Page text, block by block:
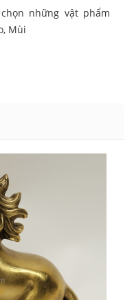
những vật phẩm
Mùi